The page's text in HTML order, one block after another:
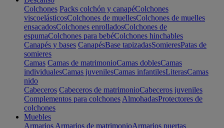
Colchones Packs colchón y canapéColchones
viscoelásticosColchones de muellesColchones de muelles
ensacadosColchones enrolladosColchones de
espumaColchones para bebéColchones hinchables
Canapés y bases CanapésBase tapizadasSomieresPatas de
somieres
Camas Camas de matrimonioCamas doblesCamas
individualesCamas juvenilesCamas infantilesLiterasCamas
nido
Cabeceros Cabeceros de matrimonioCabeceros juveniles
Complementos para colchones AlmohadasProtectores de
colchones
Muebles
Armarios Armarios de matrimonioArmarios puertas